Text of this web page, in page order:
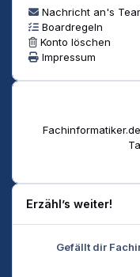
Nachricht an's
Boardregeln
Konto löschen
Impressum
Erzähl’s weiter!
Gefällt dir